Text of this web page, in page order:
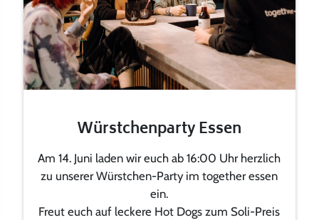
Würstchenparty Essen
Am 14. Juni laden wir euch ab 16:00 Uhr herzlich
zu unserer Würstchen-Party im together essen
ein.
Freut euch auf leckere Hot Dogs zum Soli-Preis